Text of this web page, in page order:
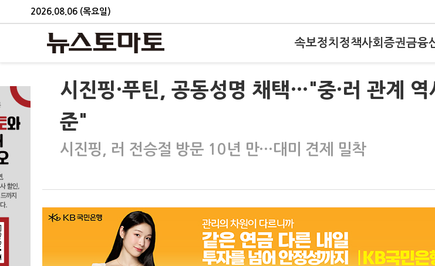
2026.08.06 (목요일)
속보정치 정책사회 증권금융
시진핑·푸틴, 공동성명 채택…"중·러 관계 역
준"
시진핑, 러 전승절 방문 10년 만…대미 견제 밀착